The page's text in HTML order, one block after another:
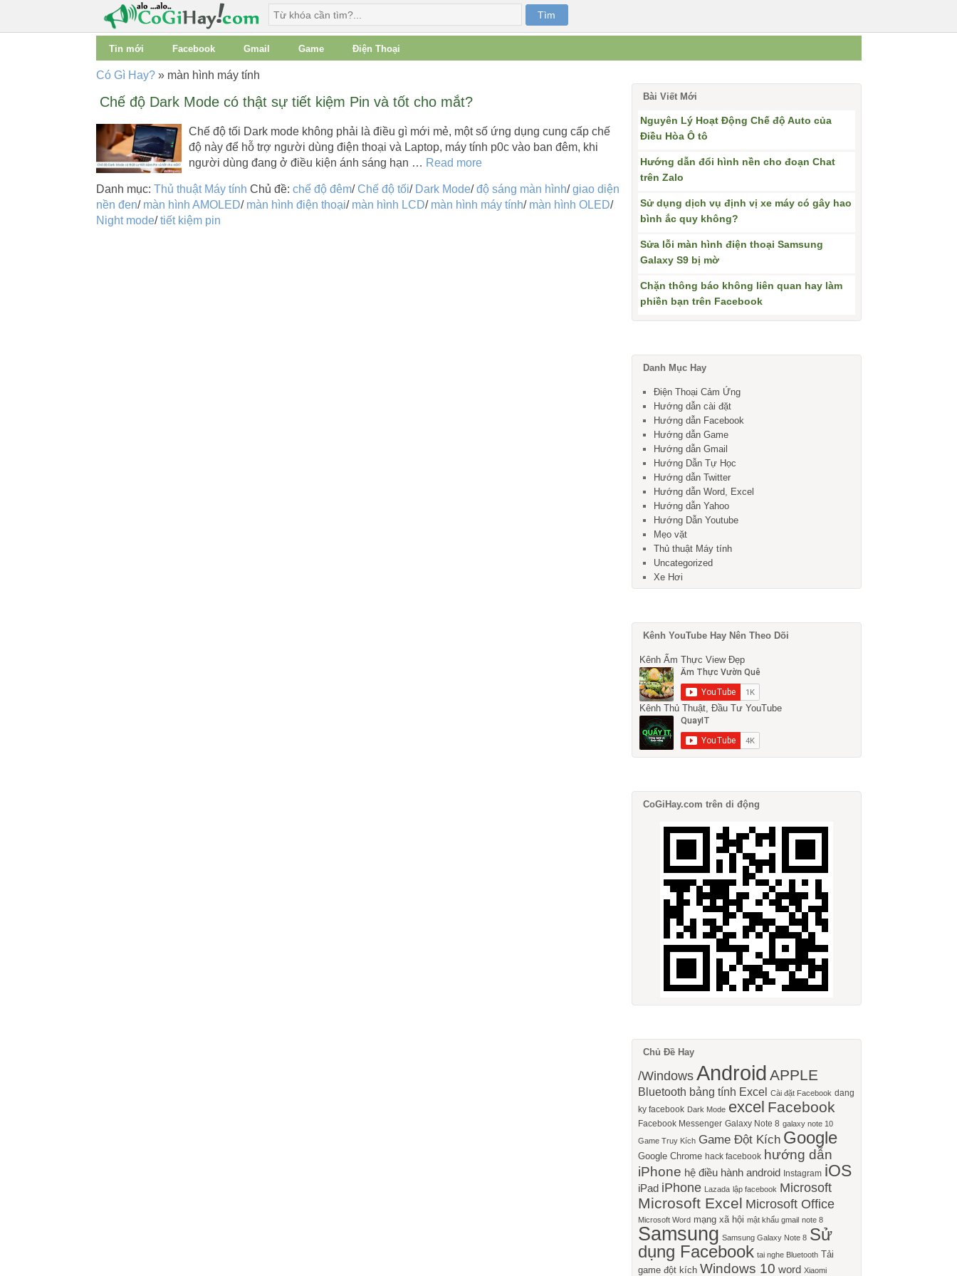
Tin mới Facebook Gmail Game Điện Thoại
Có Gì Hay? »màn hình máy tính
Chế độ Dark Mode có thật sự tiết kiệm Pin và tốt cho mắt?
Chế độ tối Dark mode không phải là điều gì mới mẻ, một số ứng dụng cung cấp chế
độ này để hỗ trợ người dùng điện thoại và Laptop, máy tính p0c vào ban đêm, khi
người dùng đang ở điều kiện ánh sáng hạn … Read more
Danh mục: Thủ thuật Máy tính Chủ đề: chế độ đêm/Chế độ tối/ Dark Mode/độ sáng màn hình/giao diện
nền đen/ màn hình AMOLED/ màn hình điện thoại/ màn hình LCD/ màn hình máy tính/ màn hình OLED/
Night mode/tiết kiệm pin
Bài Viết Mới
Nguyên Lý Hoạt Động Chế độ Auto của
Điều Hòa Ô tô
Hướng dẫn đổi hình nền cho đoạn Chat
trên Zalo
Sử dụng dịch vụ định vị xe máy có gây hao
bình ắc quy không?
Sửa lỗi màn hình điện thoại Samsung
Galaxy S9 bị mờ
Chặn thông báo không liên quan hay làm
phiền bạn trên Facebook
Danh Mục Hay
Điện Thoại Cảm Ứng
Hướng dẫn cài đặt
Hướng dẫn Facebook
Hướng dẫn Game
Hướng dẫn Gmail
Hướng Dẫn Tự Học
Hướng dẫn Twitter
Hướng dẫn Word, Excel
Hướng dẫn Yahoo
Hướng Dẫn Youtube
Mẹo vặt
Thủ thuật Máy tính
Uncategorized
Xe Hơi
Kênh YouTube Hay Nên Theo Dõi
Kênh Ẩm Thực View Đẹp
Kênh Thủ Thuật, Đầu Tư YouTube
CoGiHay.com trên di động
Chủ Đề Hay
/Windows Android APPLE
Bluetooth bảng tính Excel Cài đặt Facebook dang
ky facebook Dark Mode excel Facebook
Facebook Messenger Galaxy Note 8 galaxy note 10
Game Truy Kích Game Đột Kích Google
Google Chrome hack facebook hướng dẫn
iPhone hệ điều hành android Instagram iOS
iPad iPhone Lazada lập facebook Microsoft
Microsoft Excel Microsoft Office
Microsoft Word mạng xã hội mật khẩu gmail note 8
Samsung Samsung Galaxy Note 8 Sử
dụng Facebook tai nghe Bluetooth Tải
game đột kích Windows 10 word Xiaomi